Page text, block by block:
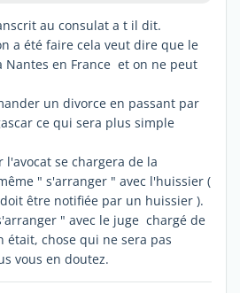
au consulat a t il dit.
a été faire cela veut dire que le
Nantes en France et on ne peut
un divorce en passant par
ce qui sera plus simple
l'avocat se chargera de la
" s'arranger " avec l'huissier (
être notifiée par un huissier ).
" avec le juge chargé de
était, chose qui ne sera pas
vous en doutez.